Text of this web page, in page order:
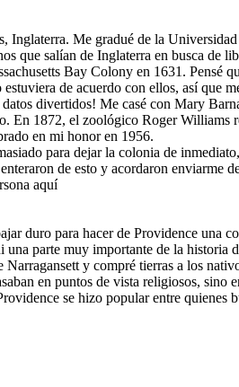
Inglaterra. Me gradué de la
que salían de Inglaterra en busca de
Bay Colony en 1631. Pensé
estuviera de acuerdo con ellos, así que
divertidos! Me casé con Mary
En 1872, el zoológico Roger Williams
en mi honor en 1956.
para dejar la colonia de
de esto y acordaron enviarme
aquí
duro para hacer de Providence una
una parte muy importante de la historia
Narragansett y compré tierras a los
en puntos de vista religiosos, sino
se hizo popular entre quienes